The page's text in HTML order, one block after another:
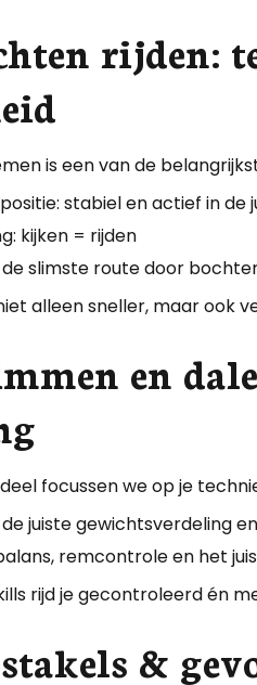
rijden:
is een van de
stabiel en actief in de
kijken = rijden
de slimste route door
alleen sneller, maar ook
en
focussen we op je
de juiste gewichtsverdeling
remcontrole en het
rijd je gecontroleerd én
&